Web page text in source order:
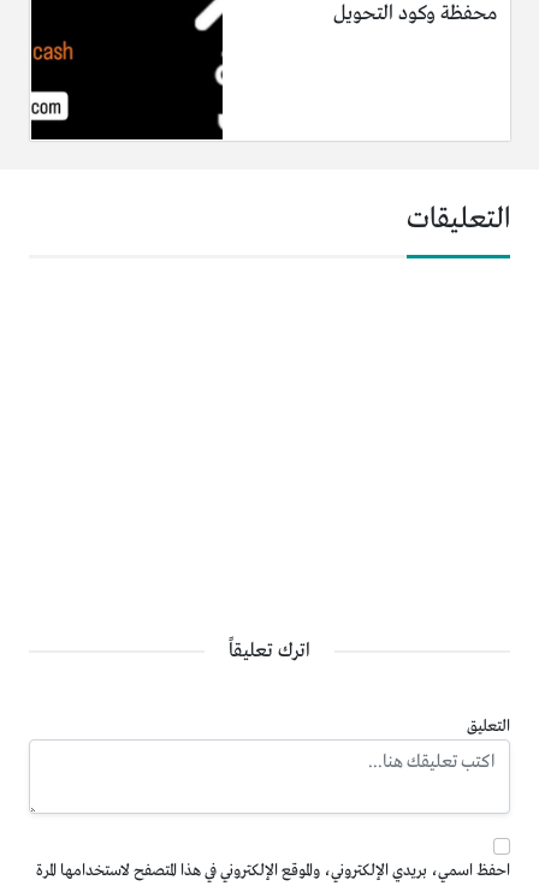
محفظة وكود التحويل
التعليقات
اترك تعليقاً
التعليق
احفظ اسمي، بريدي الإلكتروني، والموقع الإلكتروني في هذا المتصفح لاستخدامها المرة